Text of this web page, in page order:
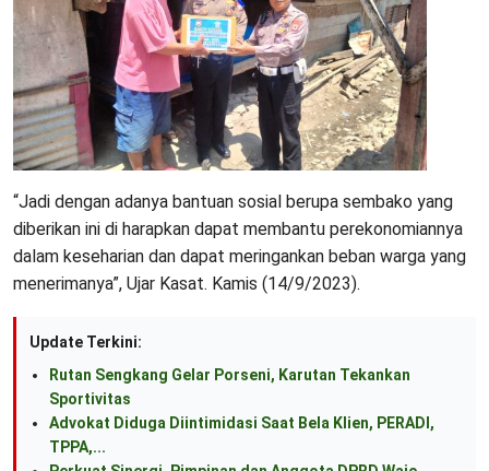
“Jadi dengan adanya bantuan sosial berupa sembako yang
diberikan ini di harapkan dapat membantu perekonomiannya
dalam keseharian dan dapat meringankan beban warga yang
menerimanya”, Ujar Kasat. Kamis (14/9/2023).
Update Terkini:
Rutan Sengkang Gelar Porseni, Karutan Tekankan
Sportivitas
Advokat Diduga Diintimidasi Saat Bela Klien, PERADI,
TPPA,...